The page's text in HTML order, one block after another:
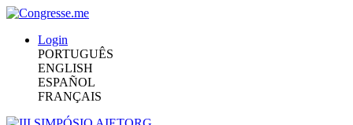
Login
PORTUGUÊS
ENGLISH
ESPAÑOL
FRANÇAIS